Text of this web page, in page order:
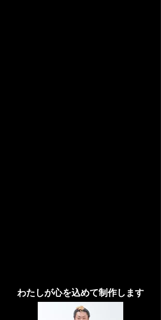
​わたしが心を込めて制作します